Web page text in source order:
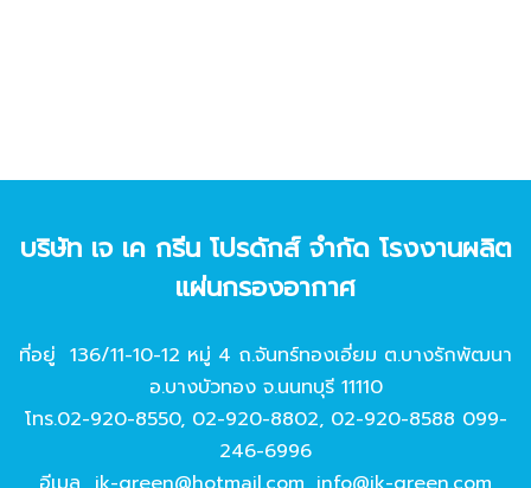
บริษัท เจ เค กรีน โปรดักส์ จํากัด โรงงานผลิต
แผ่นกรองอากาศ
ที่อยู่ 136/11-10-12 หมู่ 4 ถ.จันทร์ทองเอี่ยม ต.บางรักพัฒนา
อ.บางบัวทอง จ.นนทบุรี 11110
โทร.02-920-8550, 02-920-8802, 02-920-8588 099-
246-6996